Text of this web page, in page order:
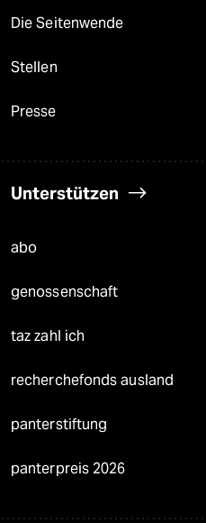
Die Seitenwende
Stellen
Presse
Unterstützen
abo
genossenschaft
taz zahl ich
recherchefonds ausland
panterstiftung
panterpreis 2026